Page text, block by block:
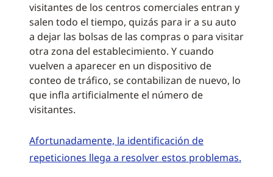
visitantes de los centros comerciales entran y
salen todo el tiempo, quizás para ir a su auto
a dejar las bolsas de las compras o para visitar
otra zona del establecimiento. Y cuando
vuelven a aparecer en un dispositivo de
conteo de tráfico, se contabilizan de nuevo, lo
que infla artificialmente el número de
visitantes.
Afortunadamente, la identificación de
repeticiones llega a resolver estos problemas.